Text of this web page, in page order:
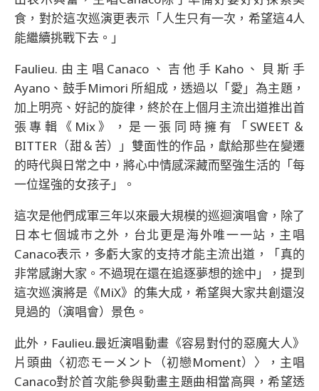
食，對於這次巡演更表示「人生只有一次，希望這4人
能繼續挑戰下去。」
Faulieu.由主唱Canaco、吉他手Kaho、貝斯手
Ayano、鼓手Mimori 所組成，透過以「愛」為主題，
加上明亮、好記的旋律，終於在上個月主流出道推出首
張專輯《Mix》，是一張同時擁有「SWEET＆
BITTER（甜＆苦）」雙面性的作品，獻給那些在變遷
的時代與日常之中，將心中情感深藏而堅強生活的「每
一位逞強的女孩子」。
這次是他們成軍三年以來最大規模的巡迴演唱會，除了
日本七個城市之外，台北更是海外唯一一站，主唱
Canaco表示，多虧大家的支持才能主流出道，「真的
非常感謝大家。不過現在還在追逐夢想的途中」，提到
這次巡演將是《MiX》的集大成，希望與大家共創還沒
見過的（演唱會）景色。
此外，Faulieu.最近演唱動畫《容易對付的惡魔大人》
片頭曲〈初恋モーメント（初戀Moment）〉，主唱
Canaco對於首次能參與動畫主題曲相當高興，希望透